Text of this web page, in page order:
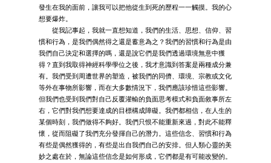
發生在我的面前，讓我可以把他從生到死的歷程一一觸摸。我的心
想要爆炸。
從我記事起，我就一直想知道，我們的生活、思想、信仰、習
慣和行為，是我們偶然得之還是蓄意為之？我們的習慣和行為是由
我們自己決定和選擇的嗎，還是說它們是我們透過環境無意中獲
得？直到我取得神經科學學位之後，我才意識到答案是兩種成分兼
有。我們受到周遭世界的塑造，被我們的同儕、環境、宗教或文化
等外在事物所影響，而在大多數情況下，我們應該珍惜這些影響。
但我們也受到我們對自己反覆灌輸的負面思考模式和負面敘事所左
右，它們對我們想要達成的目標構成障礙。我們都相信，在人生的
某個時刻，我們做得不夠好。我們只恨不能重新來過，對此不能釋
懷，從而阻礙了我們充分發揮自己的潛力。這些信念、習慣和行為
有些是偶然獲得的，有些是出自我們自己的安排。但人類心靈的美
妙之處在於，無論這些信念是如何形成，它們都是有可能改變的。